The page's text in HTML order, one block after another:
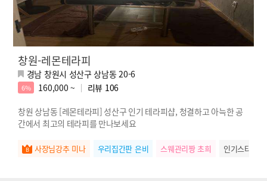
창원-레몬테라피
경남 창원시 성산구 상남동 20-6
6% 160,000 ~ 리뷰 106
창원 상남동 [레몬테라피] 성산구 인기 테라피샵, 청결하고 아늑한 공
간에서 최고의 테라피를 만나보세요
사장님강추 미나 우리집간판 은비 스웨관리짱 초희 인기스타 미소